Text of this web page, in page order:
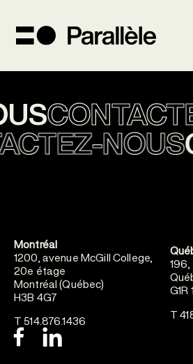
NOUS
Montréal
1200, avenue McGill College,
20e étage
Montréal (Québec)
H3B 4G7
T 514.876.1436
196,
G1R
T